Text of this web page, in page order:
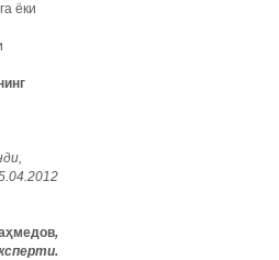
ёки
,